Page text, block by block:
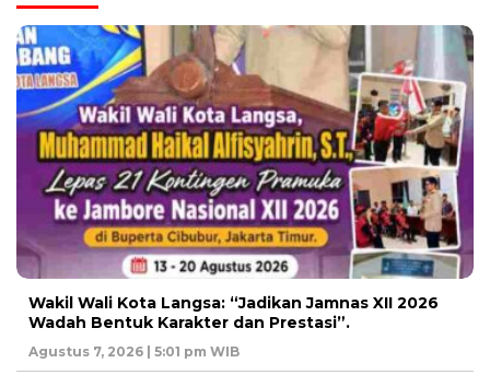
Wakil Wali Kota Langsa: “Jadikan Jamnas XII 2026
Wadah Bentuk Karakter dan Prestasi”.
Agustus 7, 2026 | 5:01 pm WIB